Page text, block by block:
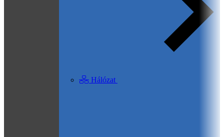
Hálózat